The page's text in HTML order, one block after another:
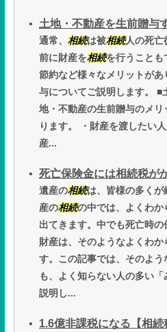
土地・不動産を生前贈与
通常、 相続は被相続人の死亡
前に財産を相続を行うことも
節約など様々なメリットが
与についてご説明します。 ■
地・不動産の生前贈与のメ
ります。 ・財産を渡したい
産...
死亡保険金には相続税が
遺産の相続は、皆様の多くが
産の相続の中では、よくわ
出てきます。中でも死亡時
財産は、そのようなよくわ
す。この記事では、そのよう
も、よく知らない人の多い「
説明し...
1.6億非課税になる【相